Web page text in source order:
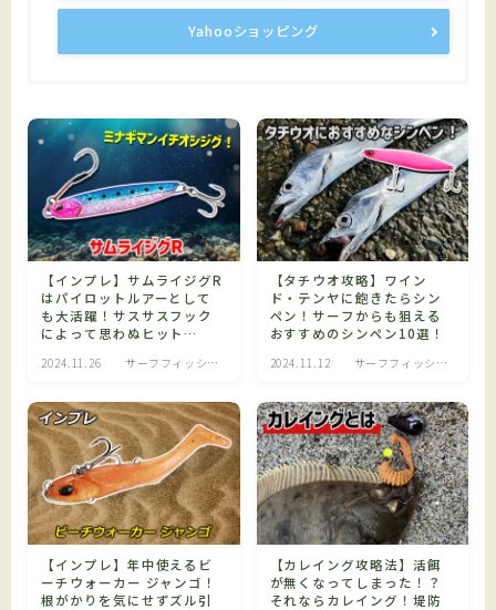
Follow Me
Yahooショッピング
【インプレ】サムライジグR
はパイロットルアーとして
も大活躍！サスサスフック
によって思わぬヒット
2024.11.26
サーフフィッシン
【タチウオ攻略】ワイン
ド・テンヤに飽きたらシン
ペン！サーフからも狙える
おすすめのシンペン10選！
2024.11.12
サーフフィッシン
【インプレ】年中使えるビ
ーチウォーカー ジャンゴ！
根がかりを気にせずズル引
【カレイング攻略法】活餌
が無くなってしまった！？
それならカレイング！堤防